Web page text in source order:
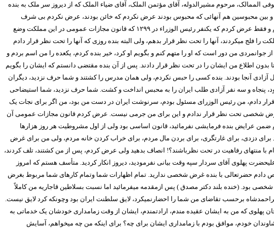
مرحوم مشیرالدوله، آقای مؤتمن الملک، آقای ضیاء الملک که از دیروز سر ملک به بنده
و بین محبوسین هم آنهائی که محبوس بودند عرض نکردم که خائن بودند، عرض نکردم بی شرف
و فقط عرض کردم که یکنفر رئیس الوزراء در ۱۲۹۹ که قانون مجازات عمومی در این مملکت وضع
میکردند، آنها را تحت نظر قرار بدهم، ولی البته بنده روزی که آنها را تحت نظر قرار دادم
جوانمردی من دور است که او را متهم کنم و بگویم او کرد، خیر بنده کردم، یکعده را من اسم بردم و
بدون اطلاع من ایشان را در تحت نظر قرار دادند. پس از آن بنده مقتضی دانستم که ایشان را بگویم
آنجا بودند. بنده کسی را حبس نکردم، ولی همان مدرس را کشتند و شما حرف نزدید، دیگران
بود، پنجاه و سه نفر آزادی طلب ایران را به محبس انداخت و کشت. شما حرف نزدید، شما استیضاحی
دادم، من رئیس الوزرای مسئول بودم، سرنوشت ایران در دست من بود، من اگر برای نجات یک
غرض شخصی تحت نظر قرار ندادم و این برای من جرمی نیست. عرض کردم قانون مجازات عمومی آن
ضمن عرایض بنده فرمایشی نفرمائید، قانون اساسی بود ولی از اول مشروطیت هر روز هزارها
دزدی، برای غارتگری، برای بردن مال مردم، برای خراب کردن خانه مردم، ولی من برای غرض
با منتهای رفاهیت در تحت نظرباشند؟! انصاف بدهید ولی عرض کردم، پس از من کشتند، تلف کردند،
پهلوی آقای سردار سپه وقت بیانی نفرمودید، دیروز انکار کردید. متأسف هستم که امروز
دادم حضرتعالی با بنده غرض شخصی ندارید. تمام اظهارات شما وتمام کارهای شما مربوط بغرض
(خنده بلند دکتر مصدق ) پس ازمقدمه میفرمائید اما نسبت بسلاطین قاجاریه من کاملاً
برحسب تقاضای من شما را احضارنمیکرد، لایق سلطنت ایران بود وچونکه کرد لایق نیست.
پهلوی که من به ایشان عقیده مندم، ارادتمندم، ایشان از وقت زمامداری خودشان یک خدماتی به
خودم، موافق بودم با زمامداری ایشان برای چه؟ برای اینکه من چه میخواهم، آسایش